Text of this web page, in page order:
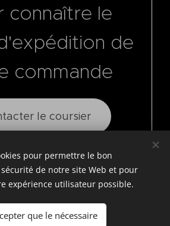
connaître le
de
commande
le coursier
All rights reserved
pour permettre le bon
de notre site Web et pour
expérience utilisateur possible.
que le nécessaire